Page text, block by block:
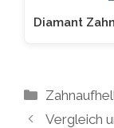
Diamant
Kategorien
Vergleich